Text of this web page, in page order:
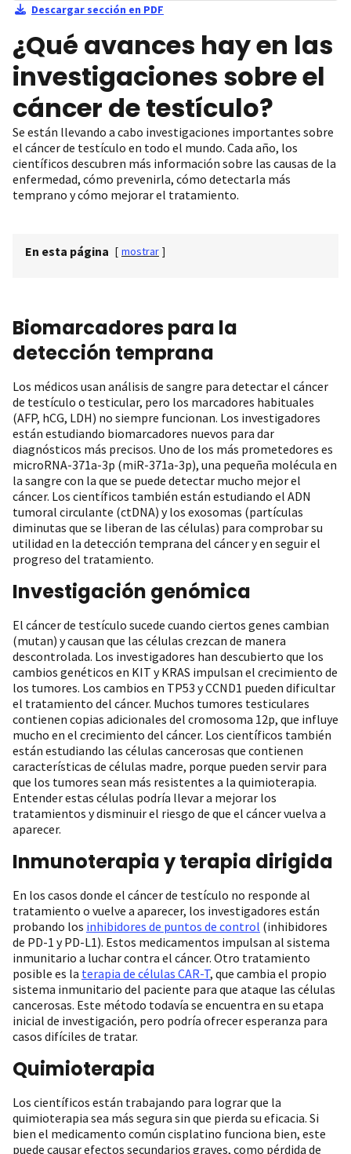
Descargar sección en PDF
¿Qué avances hay en las
investigaciones sobre el
cáncer de testículo?
Se están llevando a cabo investigaciones importantes sobre
el cáncer de testículo en todo el mundo. Cada año, los
científicos descubren más información sobre las causas de la
enfermedad, cómo prevenirla, cómo detectarla más
temprano y cómo mejorar el tratamiento.
En esta página [ mostrar ]
Biomarcadores para la
detección temprana
Los médicos usan análisis de sangre para detectar el cáncer
de testículo o testicular, pero los marcadores habituales
(AFP, hCG, LDH) no siempre funcionan. Los investigadores
están estudiando biomarcadores nuevos para dar
diagnósticos más precisos. Uno de los más prometedores es
microRNA-371a-3p (miR-371a-3p), una pequeña molécula en
la sangre con la que se puede detectar mucho mejor el
cáncer. Los científicos también están estudiando el ADN
tumoral circulante (ctDNA) y los exosomas (partículas
diminutas que se liberan de las células) para comprobar su
utilidad en la detección temprana del cáncer y en seguir el
progreso del tratamiento.
Investigación genómica
El cáncer de testículo sucede cuando ciertos genes cambian
(mutan) y causan que las células crezcan de manera
descontrolada. Los investigadores han descubierto que los
cambios genéticos en KIT y KRAS impulsan el crecimiento de
los tumores. Los cambios en TP53 y CCND1 pueden dificultar
el tratamiento del cáncer. Muchos tumores testiculares
contienen copias adicionales del cromosoma 12p, que influye
mucho en el crecimiento del cáncer. Los científicos también
están estudiando las células cancerosas que contienen
características de células madre, porque pueden servir para
que los tumores sean más resistentes a la quimioterapia.
Entender estas células podría llevar a mejorar los
tratamientos y disminuir el riesgo de que el cáncer vuelva a
aparecer.
Inmunoterapia y terapia dirigida
En los casos donde el cáncer de testículo no responde al
tratamiento o vuelve a aparecer, los investigadores están
probando los inhibidores de puntos de control (inhibidores
de PD-1 y PD-L1). Estos medicamentos impulsan al sistema
inmunitario a luchar contra el cáncer. Otro tratamiento
posible es la terapia de células CAR-T, que cambia el propio
sistema inmunitario del paciente para que ataque las células
cancerosas. Este método todavía se encuentra en su etapa
inicial de investigación, pero podría ofrecer esperanza para
casos difíciles de tratar.
Quimioterapia
Los científicos están trabajando para lograr que la
quimioterapia sea más segura sin que pierda su eficacia. Si
bien el medicamento común cisplatino funciona bien, este
puede causar efectos secundarios graves, como pérdida de